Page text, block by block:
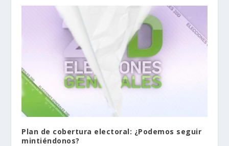
Plan de cobertura electoral: ¿Podemos seguir
mintiéndonos?